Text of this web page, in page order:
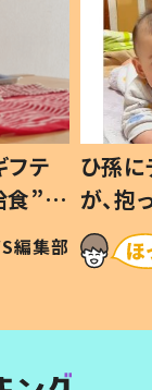
フテ
食”を
親
編集部
ひ孫
が、
「涙が
い」